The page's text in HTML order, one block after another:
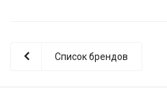
Список брендов